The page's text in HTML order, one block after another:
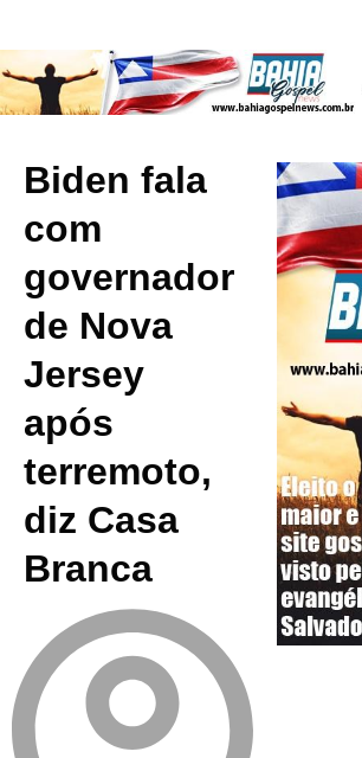
Biden fala
com
governador
de Nova
Jersey
após
terremoto,
diz Casa
Branca